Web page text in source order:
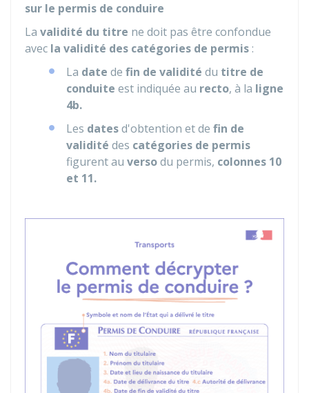
sur le permis de conduire
La validité du titre ne doit pas être confondue
avec la validité des catégories de permis :
La date de fin de validité du titre de
conduite est indiquée au recto, à la ligne
4b.
Les datesd'obtention et de fin de
validité des catégories de permis
figurent au versodu permis, colonnes 10
et 11.